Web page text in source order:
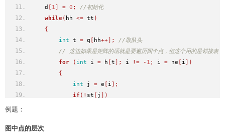
    d
1 = 0 ;
//初始化
while( hh <= tt )
{
int t = q hh++];
//取队头
// 这边如果是矩阵的话就是要遍历四个点，但这个用的是邻接表
for
( int i = h t ]; i != - 1 ; i = ne i ])
{
int j = e i ];
if (! st j
])
                d
例题：
图中点的层次